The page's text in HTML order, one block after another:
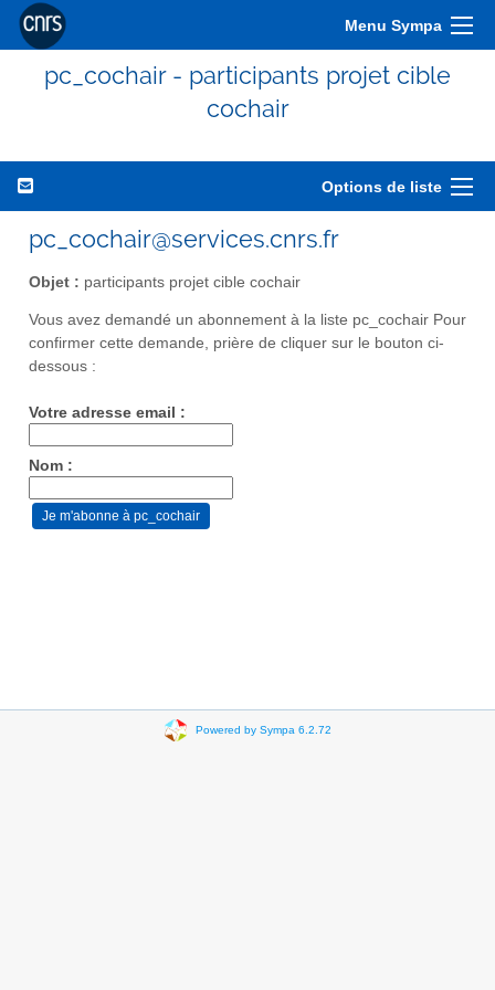
Menu Sympa
pc_cochair - participants projet cible
cochair
Options de liste
pc_cochair@services.cnrs.fr
Objet : participants projet cible cochair
Vous avez demandé un abonnement à la liste pc_cochair Pour
confirmer cette demande, prière de cliquer sur le bouton ci-
dessous :
Votre adresse email :
Nom :
Powered by Sympa 6.2.72